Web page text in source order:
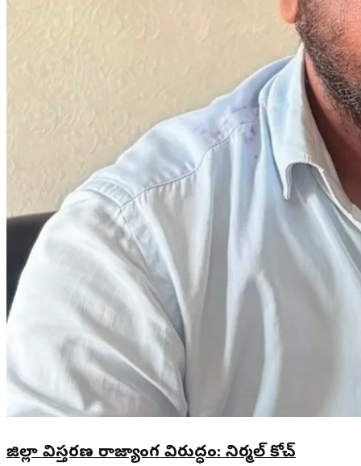
జిల్లా విస్తరణ రాజ్యాంగ విరుద్ధం: నిర్మల్ కోచ్